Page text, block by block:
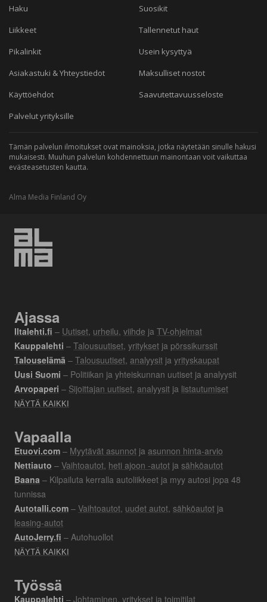
Haku
Liikkeet
Pikalinkit
Asiakastuki & Yhteystiedot
Käyttöehdot
Palvelut yrityksille
Suosikit
Tallennetut haut
Usein kysyttyä
Maksulliset nostot
Saavutettavuusseloste
Tämän palvelun ilmoitukset ovat mainoksia, jotka näytetään sinulle hakusi
mukaisesti. Muuhun palvelun kohdennettuun mainontaan voit vaikuttaa
evästeasetusten kautta.
Alma Media Finland Oy